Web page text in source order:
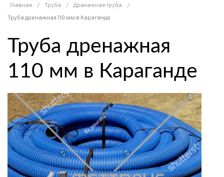
Главная / Труба / Дренажная труба
/
Труба дренажная 110 мм в Караганде
Труба дренажная
110 мм в Караганде